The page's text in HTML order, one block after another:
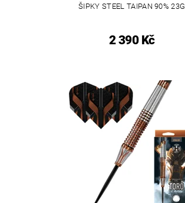
ŠIPKY STEEL TAIPAN 90% 23G
2 390 Kč